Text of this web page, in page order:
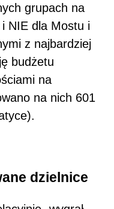
grupach na
NIE dla Mostu i
z najbardziej
budżetu
na
na nich 601
dzielnice